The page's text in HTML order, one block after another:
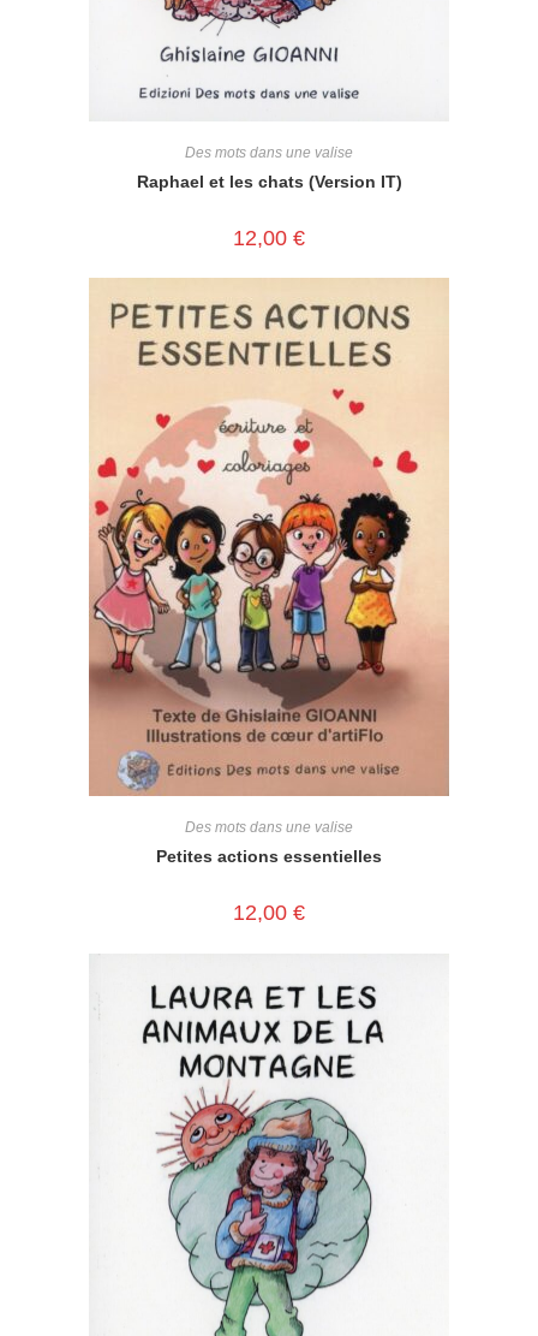
Des mots dans une valise
Raphael et les chats (Version IT)
12,00 €
Des mots dans une valise
Petites actions essentielles
12,00 €